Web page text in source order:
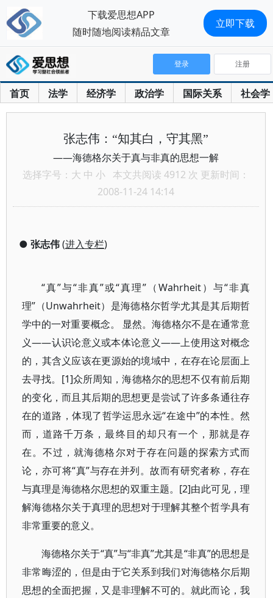
首页 法学 经济学 政治学 国际关系 社会学
登录 注册
张志伟：“知其白，守其黑”
——海德格尔关于真与非真的思想一解
选择字号： 大 中 小 本文共阅读 4912 次 更新时间：
2008-11-24 14:14
● 张志伟(进入专栏)
“真”与“非真”或“真理”（Wahrheit）与“非真
理”（Unwahrheit）是海德格尔哲学尤其是其后期哲
学中的一对重要概念。 显然。海德格尔不是在通常意
义――认识论意义或本体论意义――上使用这对概念
的，其含义应该在更源始的境域中，在存在论层面上
去寻找。[1]众所周知，海德格尔的思想不仅有前后期
的变化，而且其后期的思想更是尝试了许多条通往存
在的道路，体现了哲学运思永远“在途中”的本性。然
而，道路千万条，最终目的却只有一个，那就是存
在。不过，就海德格尔对于存在问题的探索方式而
论，亦可将“真”与存在并列。故而有研究者称，存在
与真理是海德格尔思想的双重主题。[2]由此可见，理
解海德格尔关于真理的思想对于理解其整个哲学具有
非常重要的意义。
海德格尔关于“真”与“非真”尤其是“非真”的思想是
非常晦涩的，但是由于它关系到我们对海德格尔后期
思想的全面把握，又是非理解不可的。就此而论，我
下载爱思想APP
随时随地阅读精品文章
立即下载